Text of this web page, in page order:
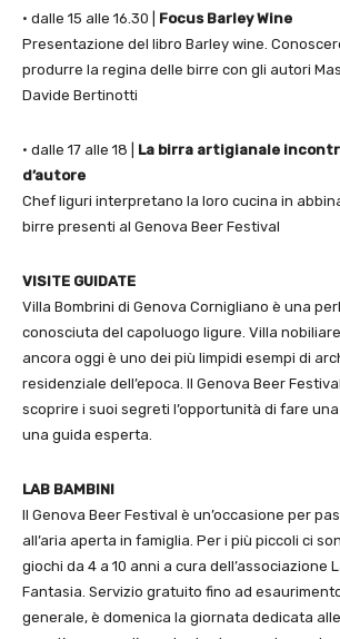
• dalle 15 alle 16.30 | Focus Barley Wine
Presentazione del libro Barley wine.
produrre la regina delle birre con gli autori
Davide Bertinotti
• dalle 17 alle 18 | La birra artigianale
d’autore
Chef liguri interpretano la loro cucina in
birre presenti al Genova Beer Festival
VISITE GUIDATE
Villa Bombrini di Genova Cornigliano è una
conosciuta del capoluogo ligure. Villa
ancora oggi è uno dei più limpidi esempi di
residenziale dell’epoca. Il Genova Beer
scoprire i suoi segreti l’opportunità di fare
una guida esperta.
LAB BAMBINI
Il Genova Beer Festival è un’occasione per
all’aria aperta in famiglia. Per i più piccoli ci
giochi da 4 a 10 anni a cura dell’associazione
Fantasia. Servizio gratuito fino ad
generale, è domenica la giornata dedicata